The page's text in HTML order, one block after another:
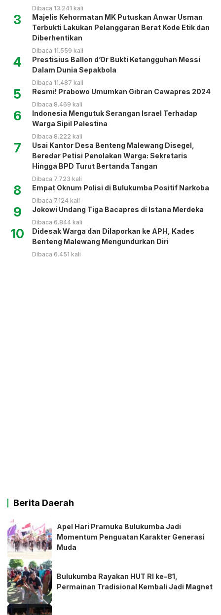
Dibaca 13.241 kali
3
Majelis Kehormatan MK Putuskan Anwar Usman
Terbukti Lakukan Pelanggaran Berat Kode Etik dan
Diberhentikan
Dibaca 11.559 kali
4
Prestisius Ballon d’Or Bukti Ketangguhan Messi
Dalam Dunia Sepakbola
Dibaca 11.487 kali
5 Resmi! Prabowo Umumkan Gibran Cawapres 2024
Dibaca 8.469 kali
6
Indonesia Mengutuk Serangan Israel Terhadap
Warga Sipil Palestina
Dibaca 8.222 kali
7
Usai Kantor Desa Benteng Malewang Disegel,
Beredar Petisi Penolakan Warga: Sekretaris
Hingga BPD Turut Bertanda Tangan
Dibaca 7.723 kali
8 Empat Oknum Polisi di Bulukumba Positif Narkoba
Dibaca 7.124 kali
9 Jokowi Undang Tiga Bacapres di Istana Merdeka
Dibaca 6.844 kali
10
Didesak Warga dan Dilaporkan ke APH, Kades
Benteng Malewang Mengundurkan Diri
Dibaca 6.451 kali
Berita Daerah
Apel Hari Pramuka Bulukumba Jadi
Momentum Penguatan Karakter Generasi
Muda
Bulukumba Rayakan HUT RI ke-81,
Permainan Tradisional Kembali Jadi Magnet